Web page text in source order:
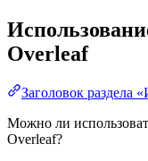
Overleaf
Заголовок раздела
Можно ли
Overleaf?